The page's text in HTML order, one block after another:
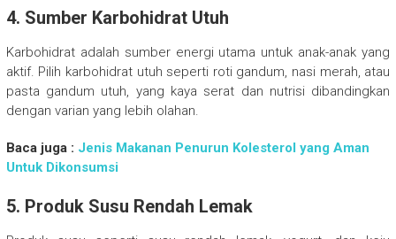
4. Sumber Karbohidrat Utuh
Karbohidrat adalah sumber energi utama untuk anak-anak yang
aktif. Pilih karbohidrat utuh seperti roti gandum, nasi merah, atau
pasta gandum utuh, yang kaya serat dan nutrisi dibandingkan
dengan varian yang lebih olahan.
Baca juga : Jenis Makanan Penurun Kolesterol yang Aman
Untuk Dikonsumsi
5. Produk Susu Rendah Lemak